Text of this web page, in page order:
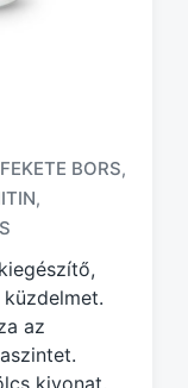
FEKETE BORS,
,
az